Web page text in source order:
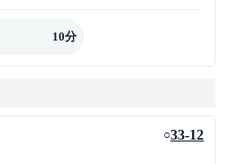
10分
○33-12